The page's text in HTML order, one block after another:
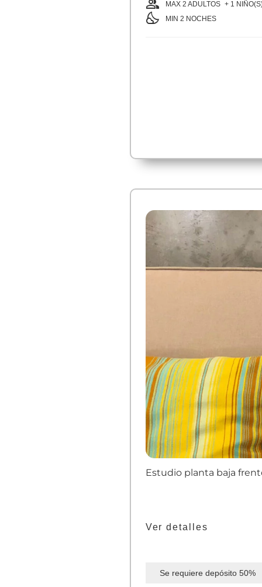
group MAX 2 ADULTOS + 1
nights_stay MIN 2 NOCHES
Estudio planta baja
Ver detalles
Se requiere depósito 50%